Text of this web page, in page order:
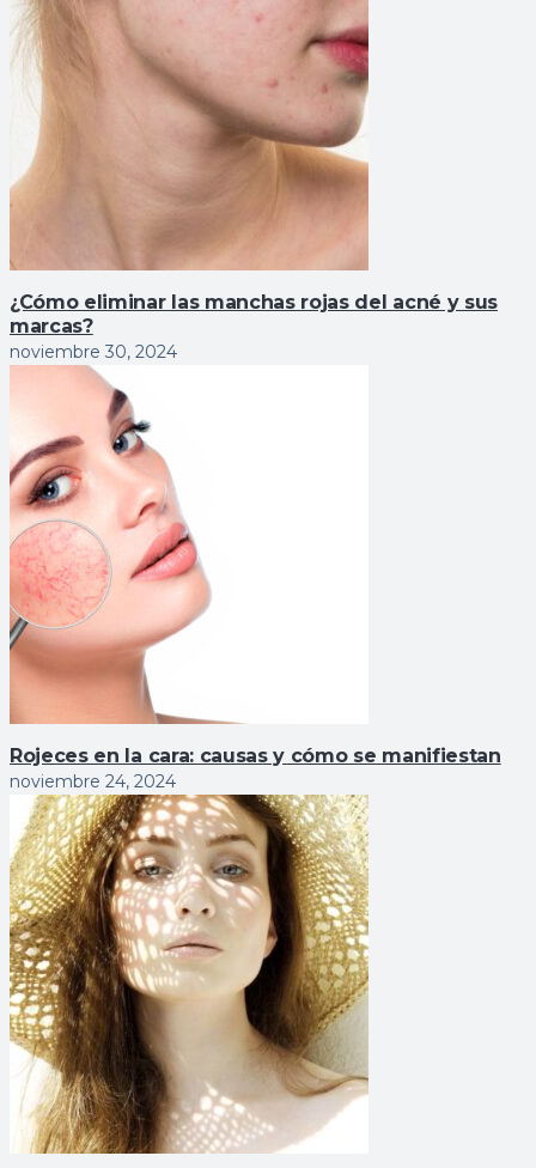
¿Cómo eliminar las manchas rojas del acné y sus
marcas?
noviembre 30, 2024
Rojeces en la cara: causas y cómo se manifiestan
noviembre 24, 2024